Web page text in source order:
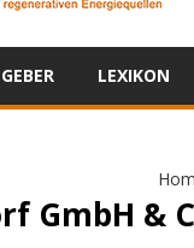
LEXIKON
GmbH &